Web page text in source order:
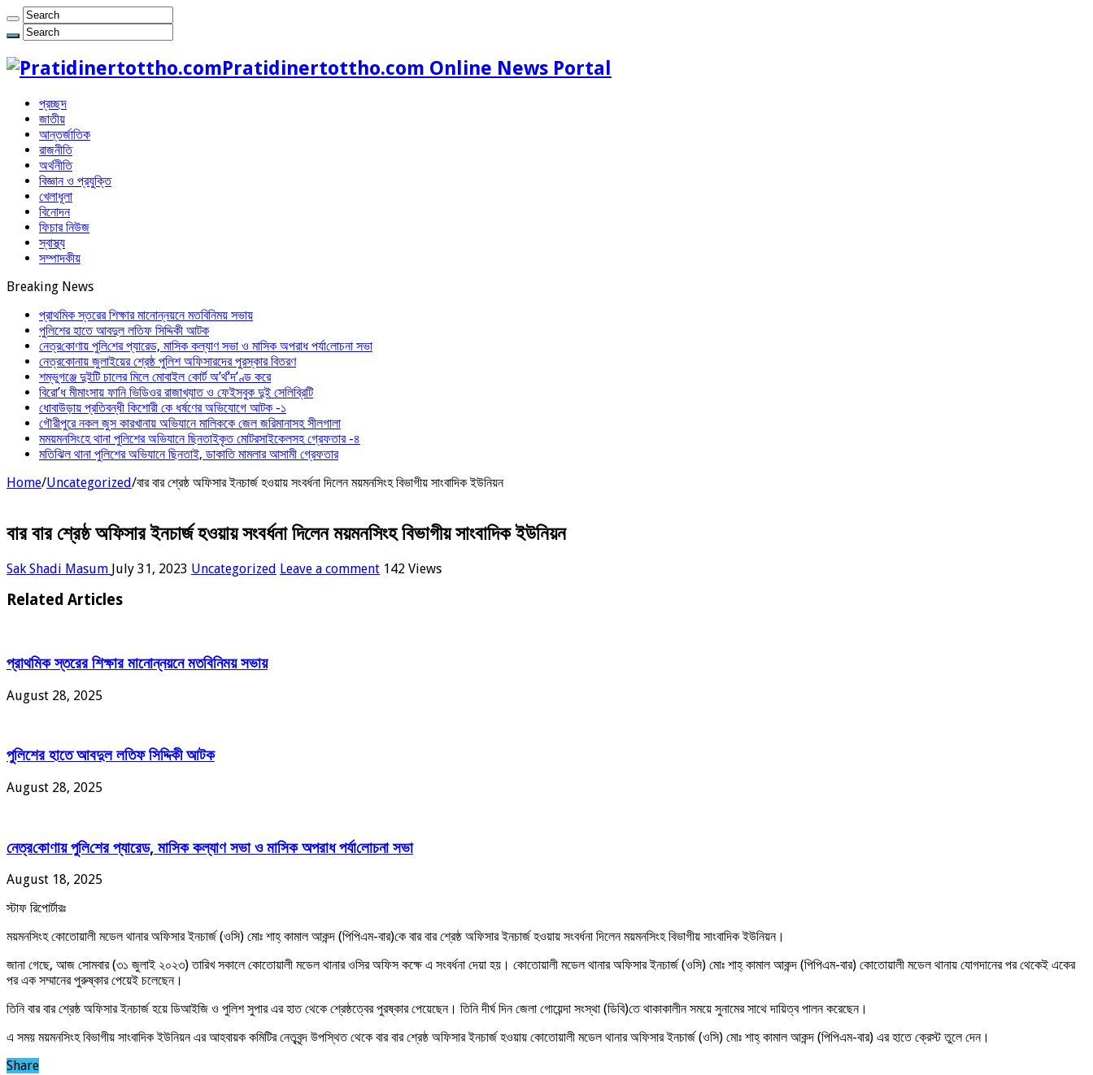
Pratidinertottho.com Online News Portal
প্রচ্ছদ
জাতীয়
আন্তর্জাতিক
রাজনীতি
অর্থনীতি
বিজ্ঞান ও প্রযুক্তি
খেলাধূলা
বিনোদন
ফিচার নিউজ
স্বাস্থ্য
সম্পাদকীয়
Breaking News
প্রাথমিক স্তরের শিক্ষার মানোন্নয়নে মতবিনিময় সভায়
পুলিশের হাতে আবদুল লতিফ সিদ্দিকী আটক
নেত্র‌কোণায় পু‌লি‌শের প্যারেড, মাসিক কল্যাণ সভা ও মাসিক অপরাধ পর্যা‌লোচনা সভা
নেত্রকোনায় জুলাইয়ের শ্রেষ্ঠ পুলিশ অফিসারদের পুরস্কার বিতরণ
শম্ভুগঞ্জে দুইটি চালের মিলে মোবাইল কোর্ট অ’র্থ’দ’ণ্ড করে
বিরো’ধ মীমাংসায় ফানি ভিডিওর রাজাখ্যাত ও ফেইসবুক দুই সেলিব্রিটি
ধোবাউড়ায় প্রতিবন্ধী কিশোরী কে ধর্ষণের অভিযোগে আটক -১
গৌরীপুরে নকল জুস কারখানায় অভিযানে মালিককে জেল জরিমানাসহ সীলগালা
মময়মনসিংহে থানা পুলিশের অভিযানে ছিনতাইকৃত মোটরসাইকেলসহ গ্রেফতার -৪
মতিঝিল থানা পুলিশের অভিযানে ছিনতাই, ডাকাতি মামলার আসামী গ্রেফতার
Home/Uncategorized/বার বার শ্রেষ্ঠ অফিসার ইনচার্জ হওয়ায় সংবর্ধনা দিলেন ময়মনসিংহ বিভাগীয় সাংবাদিক ইউনিয়ন
বার বার শ্রেষ্ঠ অফিসার ইনচার্জ হওয়ায় সংবর্ধনা দিলেন ময়মনসিংহ বিভাগীয় সাংবাদিক ইউনিয়ন
Sak Shadi Masum July 31, 2023 Uncategorized Leave a comment 142 Views
Related Articles
প্রাথমিক স্তরের শিক্ষার মানোন্নয়নে মতবিনিময় সভায়
August 28, 2025
পুলিশের হাতে আবদুল লতিফ সিদ্দিকী আটক
August 28, 2025
নেত্র‌কোণায় পু‌লি‌শের প্যারেড, মাসিক কল্যাণ সভা ও মাসিক অপরাধ পর্যা‌লোচনা সভা
August 18, 2025
স্টাফ রিপোর্টারঃ
ময়মনসিংহ কোতোয়ালী মডেল থানার অফিসার ইনচার্জ (ওসি) মোঃ শাহ্ কামাল আকন্দ (পিপিএম-বার)কে বার বার শ্রেষ্ঠ অফিসার ইনচার্জ হওয়ায় সংবর্ধনা দিলেন ময়মনসিংহ বিভাগীয় সাংবাদিক ইউনিয়ন।
জানা গেছে, আজ সোমবার (৩১ জুলাই ২০২৩) তারিখ সকালে কোতোয়ালী মডেল থানার ওসির অফিস কক্ষে এ সংবর্ধনা দেয়া হয়। কোতোয়ালী মডেল থানার অফিসার ইনচার্জ (ওসি) মোঃ শাহ্ কামাল আকন্দ (পিপিএম-বার) কোতোয়ালী মডেল থানায় যোগদানের পর থেকেই একের
পর এক সম্মানের পুরুষ্কার পেয়েই চলেছেন।
তিনি বার বার শ্রেষ্ঠ অফিসার ইনচার্জ হয়ে ডিআইজি ও পুলিশ সুপার এর হাত থেকে শ্রেষ্ঠত্বের পুরষ্কার পেয়েছেন। তিনি দীর্ঘ দিন জেলা গোয়েন্দা সংস্থা (ডিবি)তে থাকাকালীন সময়ে সুনামের সাথে দায়িত্ব পালন করেছেন।
এ সময় ময়মনসিংহ বিভাগীয় সাংবাদিক ইউনিয়ন এর আহবায়ক কমিটির নেতৃবৃন্দ উপস্থিত থেকে বার বার শ্রেষ্ঠ অফিসার ইনচার্জ হওয়ায় কোতোয়ালী মডেল থানার অফিসার ইনচার্জ (ওসি) মোঃ শাহ্ কামাল আকন্দ (পিপিএম-বার) এর হাতে ক্রেস্ট তুলে দেন।
Share